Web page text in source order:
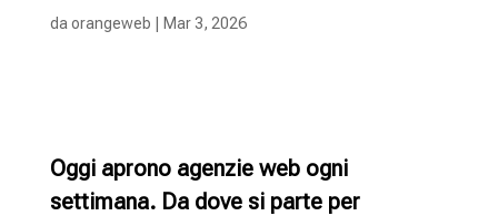
da orangeweb Mar 3, 2026
Oggi aprono agenzie web ogni
settimana. Da dove si parte per